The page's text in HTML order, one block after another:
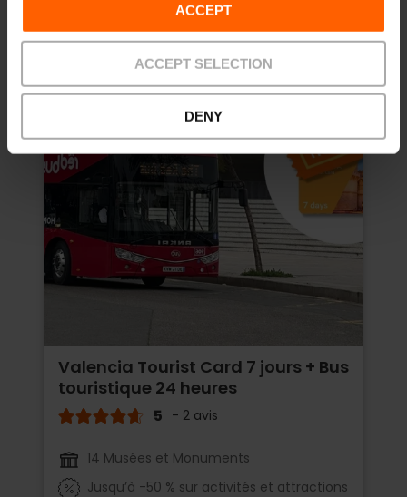
ACCEPT
ACCEPT SELECTION
DENY
Valencia Tourist Card 7 jours + Bus
touristique 24 heures
5 - 2 avis
14 Musées et Monuments
Jusqu’à -50 % sur activités et attractions